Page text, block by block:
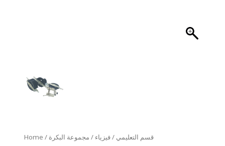
Home / قسم التعليمي /فيزياء / مجموعة البكرة